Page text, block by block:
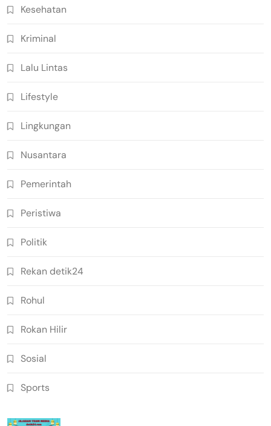
Kesehatan
Kriminal
Lalu Lintas
Lifestyle
Lingkungan
Nusantara
Pemerintah
Peristiwa
Politik
Rekan detik24
Rohul
Rokan Hilir
Sosial
Sports